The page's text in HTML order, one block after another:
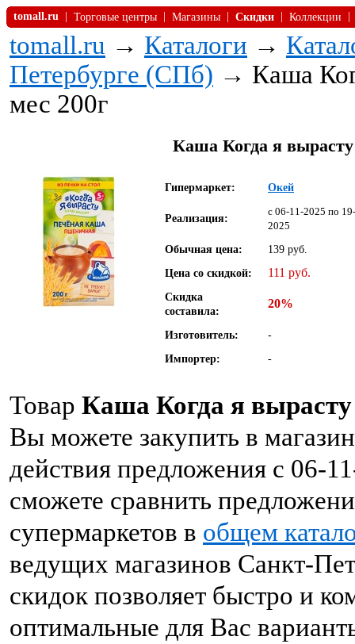
tomall.ru Торговые центры Магазины Скидки Коллекции
tomall.ru → Каталоги →
Петербурге (СПб) → Каша
мес 200г
Каша Когда я
Гипермаркет: Окей
Реализация:
c 06-11-2025 по
2025
Обычная цена:
139 руб.
Цена со скидкой:
111 руб.
Скидка
составила:
20%
Изготовитель:
-
Импортер:
-
Товар Каша Когда я
Вы можете закупить в
действия предложения с 06-
сможете сравнить
супермаркетов в общем
ведущих магазинов Санкт-
скидок позволяет быстро и
оптимальные для Вас